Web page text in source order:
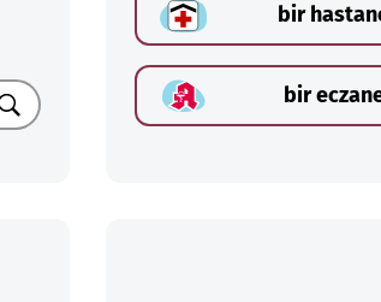
Ara
bir
bir